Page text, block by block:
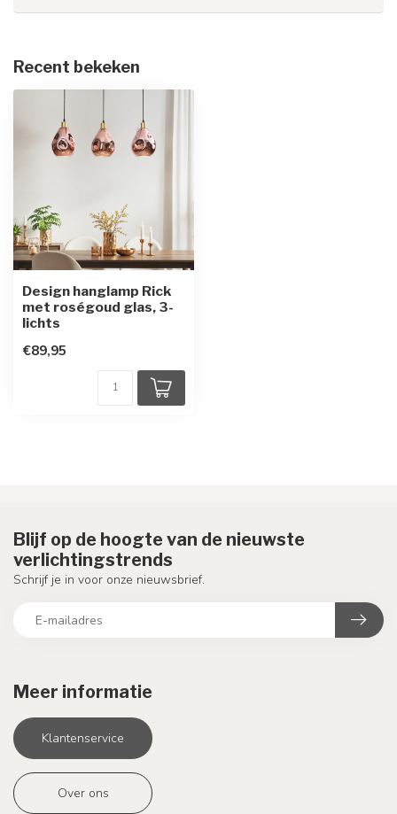
Recent bekeken
Design hanglamp Rick
met roségoud glas, 3-
lichts
€89,95
Meer informatie
Klantenservice
Over ons
Blijf op de hoogte van de nieuwste
verlichtingstrends
Schrijf je in voor onze nieuwsbrief.